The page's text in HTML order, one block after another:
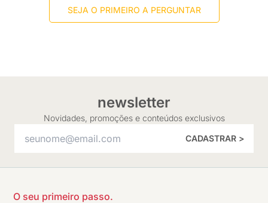
SEJA O PRIMEIRO A PERGUNTAR
newsletter
Novidades, promoções e conteúdos exclusivos
CADASTRAR >
O seu primeiro passo.